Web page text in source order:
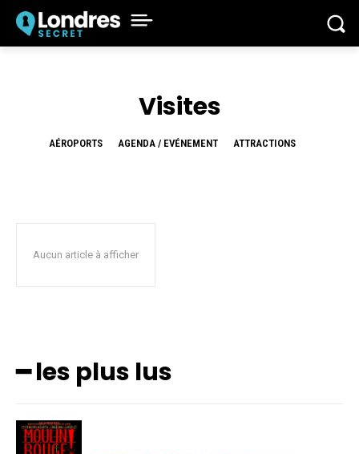
Visites
AÉROPORTS AGENDA / EVÉNEMENT ATTRACTIONS
Aucun article à afficher
━ les plus lus